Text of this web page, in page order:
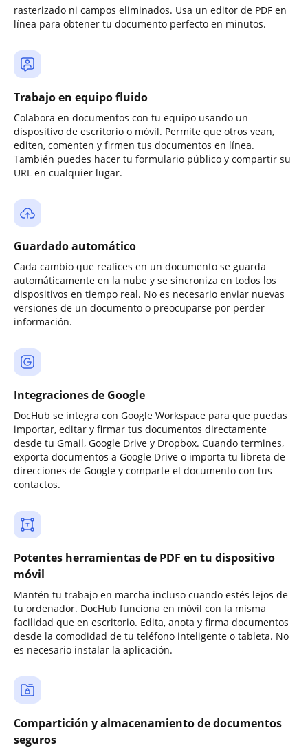
rasterizado ni campos eliminados. Usa un editor de PDF en
línea para obtener tu documento perfecto en minutos.
Trabajo en equipo fluido
Colabora en documentos con tu equipo usando un
dispositivo de escritorio o móvil. Permite que otros vean,
editen, comenten y firmen tus documentos en línea.
También puedes hacer tu formulario público y compartir su
URL en cualquier lugar.
Guardado automático
Cada cambio que realices en un documento se guarda
automáticamente en la nube y se sincroniza en todos los
dispositivos en tiempo real. No es necesario enviar nuevas
versiones de un documento o preocuparse por perder
información.
Integraciones de Google
DocHub se integra con Google Workspace para que puedas
importar, editar y firmar tus documentos directamente
desde tu Gmail, Google Drive y Dropbox. Cuando termines,
exporta documentos a Google Drive o importa tu libreta de
direcciones de Google y comparte el documento con tus
contactos.
Potentes herramientas de PDF en tu dispositivo
móvil
Mantén tu trabajo en marcha incluso cuando estés lejos de
tu ordenador. DocHub funciona en móvil con la misma
facilidad que en escritorio. Edita, anota y firma documentos
desde la comodidad de tu teléfono inteligente o tableta. No
es necesario instalar la aplicación.
Compartición y almacenamiento de documentos
seguros